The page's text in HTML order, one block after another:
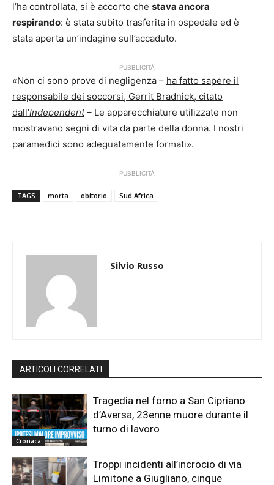
l’ha controllata, si è accorto che stava ancora
respirando: è stata subito trasferita in ospedale ed è
stata aperta un’indagine sull’accaduto.
PUBBLICITÀ
«Non ci sono prove di negligenza – ha fatto sapere il
responsabile dei soccorsi, Gerrit Bradnick, citato
dall’Independent– Le apparecchiature utilizzate non
mostravano segni di vita da parte della donna. I nostri
paramedici sono adeguatamente formati».
PUBBLICITÀ
TAGS morta obitorio Sud Africa
Silvio Russo
ARTICOLI CORRELATI
Cronaca
Tragedia nel forno a San Cipriano
d’Aversa, 23enne muore durante il
turno di lavoro
Troppi incidenti all’incrocio di via
Limitone a Giugliano, cinque